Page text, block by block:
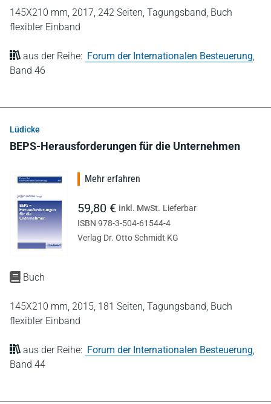
145X210 mm, 2017, 242 Seiten, Tagungsband, Buch
flexibler Einband
aus der Reihe: Forum der Internationalen Besteuerung
Band 46
Lüdicke
BEPS-Herausforderungen für die Unternehmen
Buch
145X210 mm, 2015, 181 Seiten, Tagungsband, Buch
flexibler Einband
aus der Reihe: Forum der Internationalen Besteuerung
Band 44
Mehr erfahren
59,80 € inkl. MwSt. Lieferbar
ISBN 978-3-504-61544-4
Verlag Dr. Otto Schmidt KG